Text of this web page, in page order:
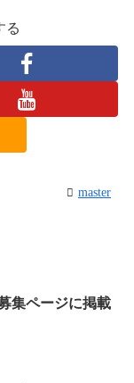
る
master
集ページに掲載